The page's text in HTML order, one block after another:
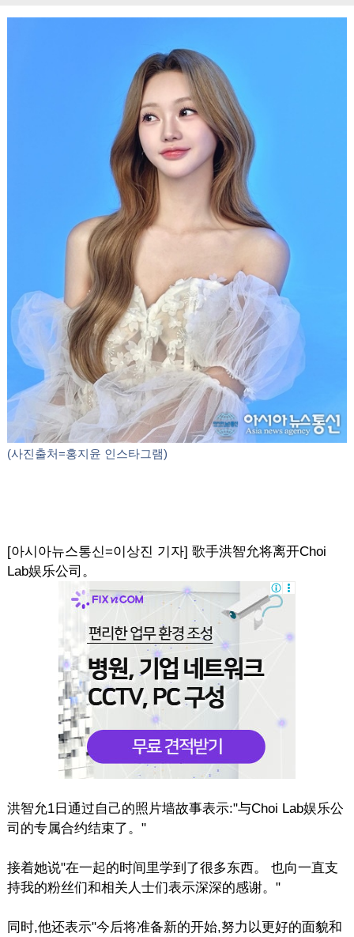
(사진출처=홍지윤 인스타그램)
[아시아뉴스통신=이상진 기자] 歌手洪智允将离开Choi
Lab娱乐公司。
洪智允1日通过自己的照片墙故事表示:"与Choi Lab娱乐公
司的专属合约结束了。"
接着她说"在一起的时间里学到了很多东西。 也向一直支
持我的粉丝们和相关人士们表示深深的感谢。"
同时,他还表示"今后将准备新的开始,努力以更好的面貌和